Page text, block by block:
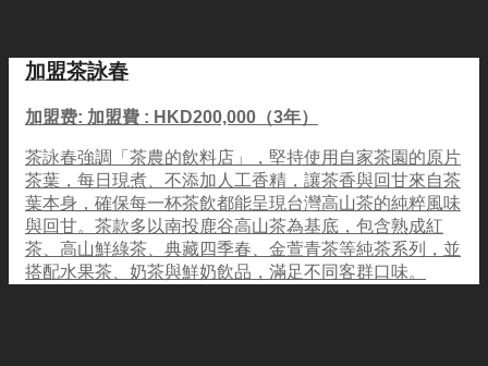
加盟茶詠春
加盟费: 加盟費 : HKD200,000（3年）
茶詠春強調「茶農的飲料店」，堅持使用自家茶園的原片
茶葉，每日現煮、不添加人工香精，讓茶香與回甘來自茶
葉本身，確保每一杯茶飲都能呈現台灣高山茶的純粹風味
與回甘。茶款多以南投鹿谷高山茶為基底，包含熟成紅
茶、高山鮮綠茶、典藏四季春、金萱青茶等純茶系列，並
搭配水果茶、奶茶與鮮奶飲品，滿足不同客群口味。